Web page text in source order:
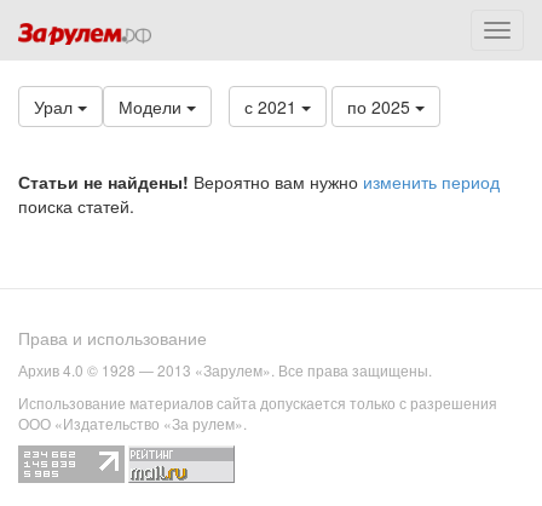
Урал Модели с 2021 по 2025
Статьи не найдены! Вероятно вам нужно изменить период
поиска статей.
Права и использование
Архив 4.0 © 1928 — 2013 «Зарулем». Все права защищены.
Использование материалов сайта допускается только с разрешения
ООО «Издательство «За рулем».